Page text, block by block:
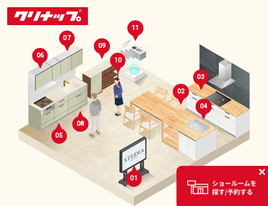
セレクトルーム
01
02
03
04
05
06
07
08
09
10
11